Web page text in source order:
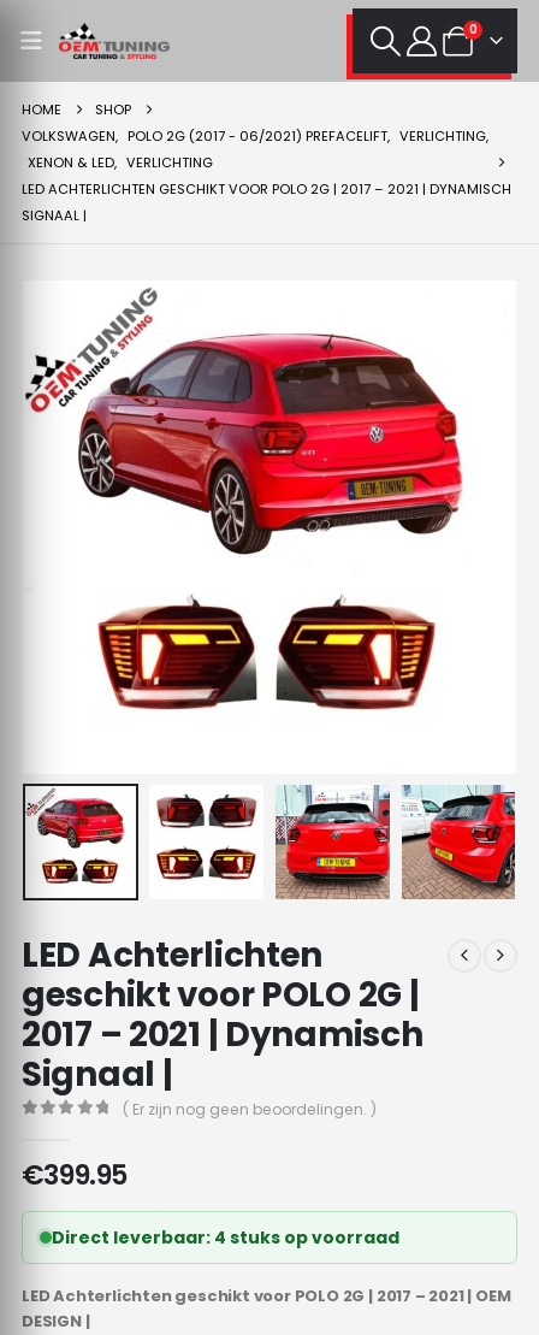
0
HOME
SHOP
VOLKSWAGEN, POLO 2G (2017 - 06/2021) PREFACELIFT, VERLICHTING,
XENON & LED, VERLICHTING
LED ACHTERLICHTEN GESCHIKT VOOR POLO 2G | 2017 – 2021 | DYNAMISCH
SIGNAAL |
LED Achterlichten
geschikt voor POLO 2G |
2017 – 2021 | Dynamisch
Signaal |
( Er zijn nog geen beoordelingen. )
€399.95
Direct leverbaar: 4 stuks op voorraad
LED Achterlichten geschikt voor POLO 2G | 2017 – 2021 | OEM
DESIGN |